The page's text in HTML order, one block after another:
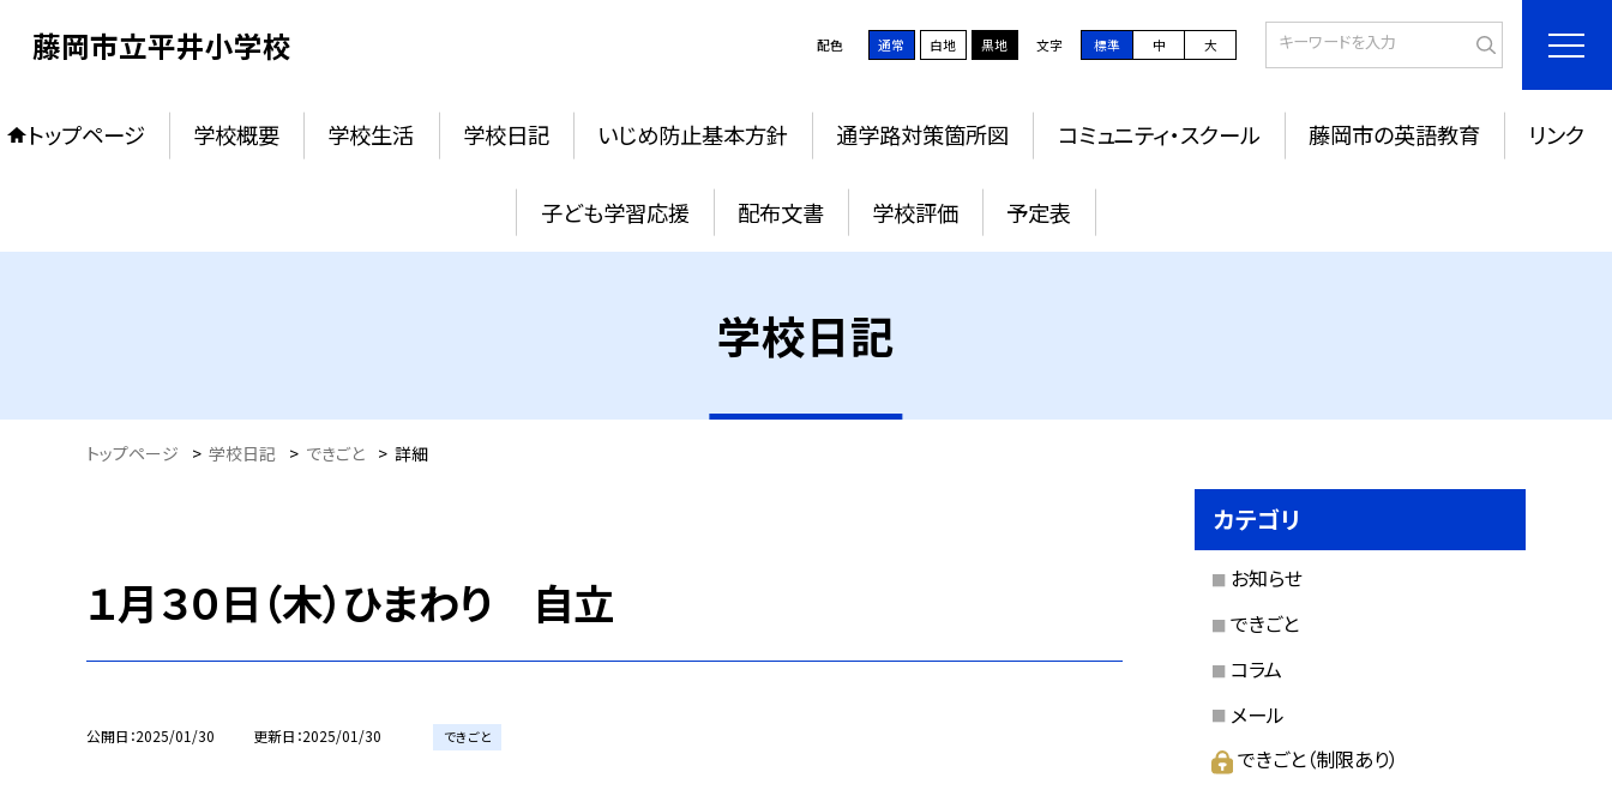
藤岡市立平井小学校 配色 通常 白地 黒地 文字 標準 中 大
トップページ 学校概要 学校生活 学校日記 いじめ防止基本方針 通学路対策箇所図 コミュニティ・スクール 藤岡市の英語教育 リンク
子ども学習応援 配布文書 学校評価 予定表
学校日記
トップページ > 学校日記 > できごと > 詳細
１月３０日（木）ひまわり 自立
公開日 2025/01/30 更新日 2025/01/30 できごと
カテゴリ
お知らせ
できごと
コラム
メール
できごと（制限あり）